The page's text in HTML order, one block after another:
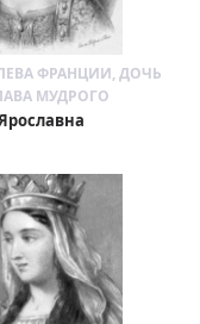
ФРАНЦИИ, ДОЧЬ
МУДРОГО